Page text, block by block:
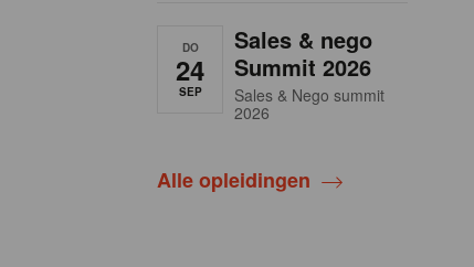
DO
24
SEP
Sales & nego
Summit 2026
Sales & Nego summit
2026
Alle opleidingen